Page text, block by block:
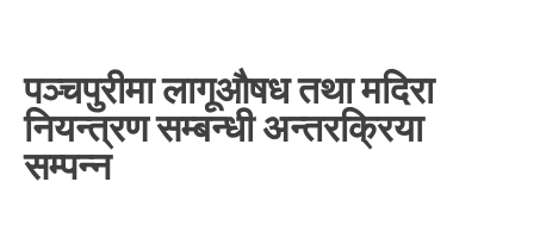
पञ्चपुरीमा लागूऔषध तथा मदिरा
नियन्त्रण सम्बन्धी अन्तरक्रिया
सम्पन्न